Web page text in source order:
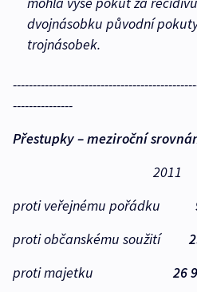
dvojnásobku původní
trojnásobek.
---------------
Přestupky – meziroční
2011
proti veřejnému pořádku
proti občanskému soužití
proti majetku